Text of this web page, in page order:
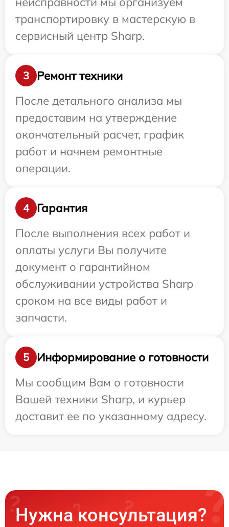
транспортировку в мастерскую в
сервисный центр Sharp.
3
Ремонт техники
После детального анализа мы
предоставим на утверждение
окончательный расчет, график
работ и начнем ремонтные
операции.
4
Гарантия
После выполнения всех работ и
оплаты услуги Вы получите
документ о гарантийном
обслуживании устройства Sharp
сроком на все виды работ и
запчасти.
5
Информирование о готовности
Мы сообщим Вам о готовности
Вашей техники Sharp, и курьер
доставит ее по указанному адресу.
Нужна консультация?